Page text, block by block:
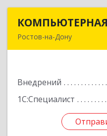
Ростов-на-Дону
Внедрений
1С:Специалист